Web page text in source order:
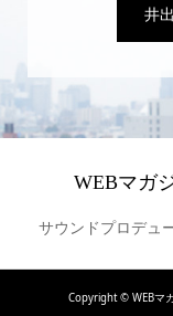
井
WEBマガ
サウンドプロデュ
Copyright ©WEBマ